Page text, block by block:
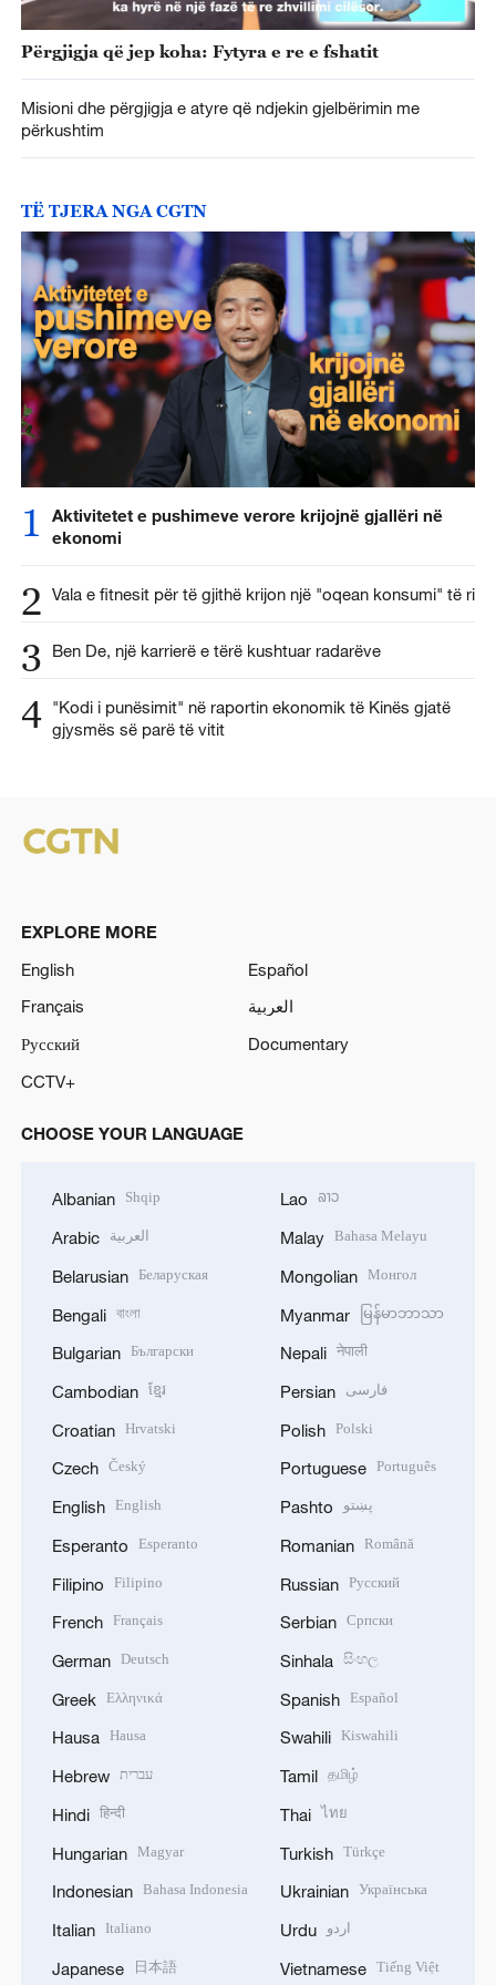
Përgjigja që jep koha: Fytyra e re e fshatit
Misioni dhe përgjigja e atyre që ndjekin gjelbërimin me
përkushtim
TË TJERA NGA CGTN
1
Aktivitetet e pushimeve verore krijojnë gjallëri në
ekonomi
2 Vala e fitnesit për të gjithë krijon një "oqean konsumi" të ri
3 Ben De, një karrierë e tërë kushtuar radarëve
4 "Kodi i punësimit" në raportin ekonomik të Kinës gjatë
gjysmës së parë të vitit
EXPLORE MORE
English
Español
Français
العربية
Русский
Documentary
CCTV+
CHOOSE YOUR LANGUAGE
Albanian Shqip
Arabic العربية
Belarusian Беларуская
Bengali বাংলা
Bulgarian Български
Cambodian ខ្មែរ
Croatian Hrvatski
Czech Český
English English
Esperanto Esperanto
Filipino Filipino
French Français
German Deutsch
Greek Ελληνικά
Hausa Hausa
Hebrew עברית
Hindi हिन्दी
Hungarian Magyar
Indonesian Bahasa Indonesia
Italian Italiano
Japanese 日本語
Lao ລາວ
Malay Bahasa Melayu
Mongolian Монгол
Myanmar မြန်မာဘာသာ
Nepali नेपाली
Persian فارسی
Polish Polski
Portuguese Português
Pashto پښتو
Romanian Română
Russian Русский
Serbian Српски
Sinhala සිංහල
Spanish Español
Swahili Kiswahili
Tamil தமிழ்
Thai ไทย
Turkish Türkçe
Ukrainian Українська
Urdu اردو
Vietnamese Tiếng Việt